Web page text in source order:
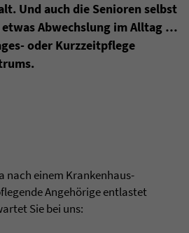
Und auch die Senioren selbst
Abwechslung im Alltag …
oder Kurzzeitpflege
nach einem Kranken­haus­
Angehörige entlastet
Sie bei uns: